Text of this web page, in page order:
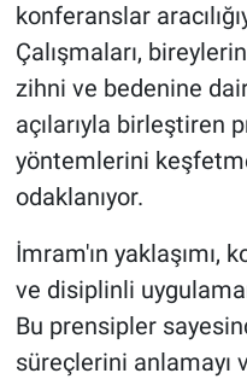
konferanslar
Çalışmaları,
zihni ve bedenine
açılarıyla birleştiren
yöntemlerini
odaklanıyor.
İmram'ın yaklaşımı,
ve disiplinli
Bu prensipler
süreçlerini anlamayı